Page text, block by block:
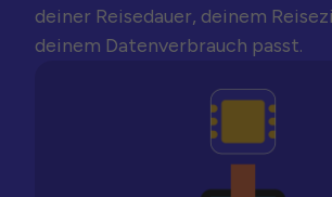
deiner Reisedauer, deinem
deinem Datenverbrauch passt.